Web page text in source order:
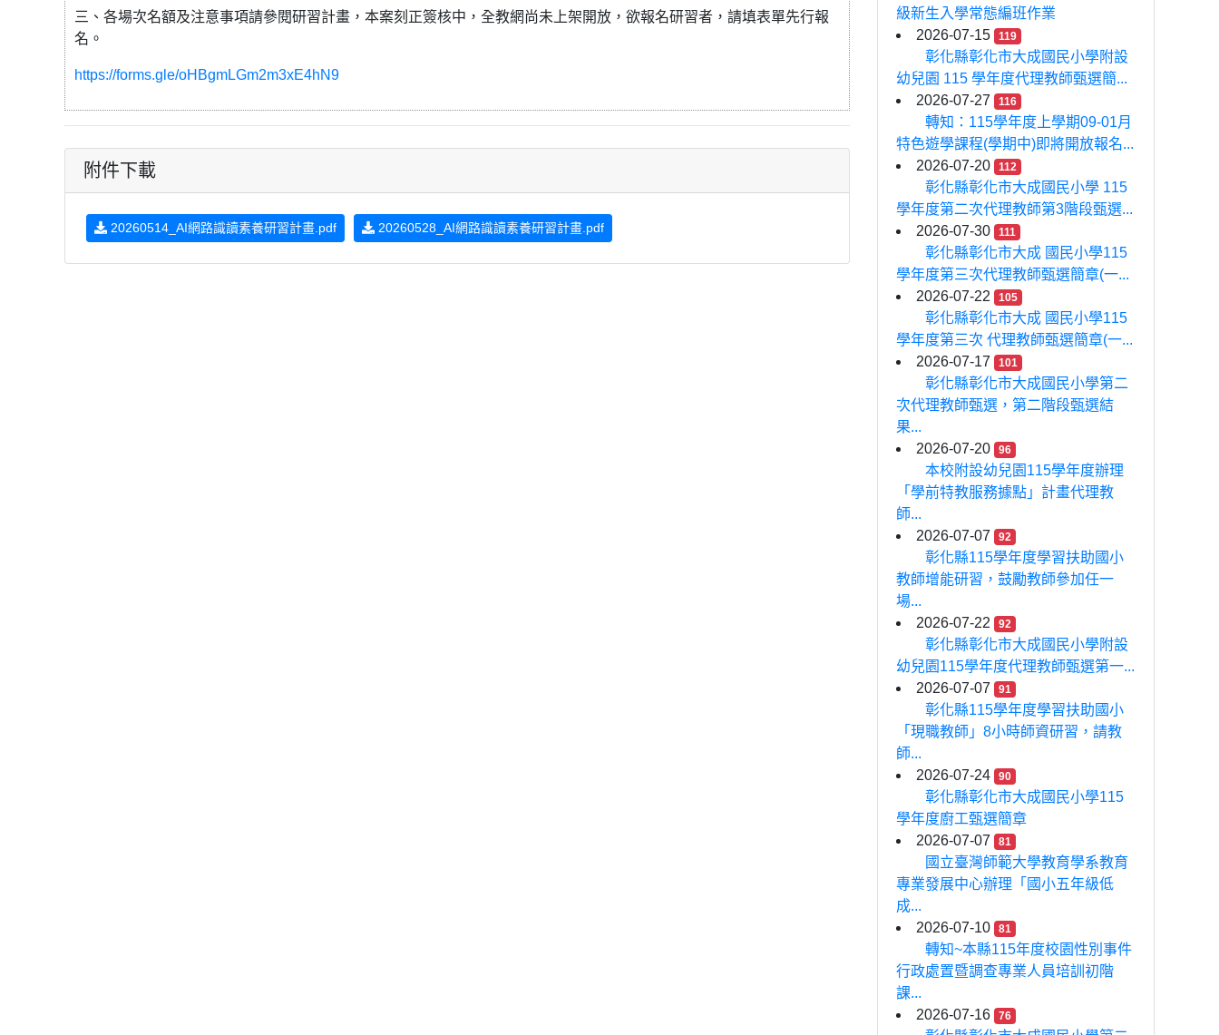
三、各場次名額及注意事項請參閱研習計畫，本案刻正簽核中，全教網尚未上架開放，欲報名研習者，請填表單先行報
名。
https://forms.gle/oHBgmLGm2m3xE4hN9
附件下載
20260514_AI網路識讀素養研習計畫.pdf 20260528_AI網路識讀素養研習計畫.pdf
級新生入學常態編班作業
2026-07-15
119
彰化縣彰化市大成國民小學附設
幼兒園 115 學年度代理教師甄選簡...
2026-07-27
116
轉知：115學年度上學期09-01月
特色遊學課程(學期中)即將開放報名...
2026-07-20
112
彰化縣彰化市大成國民小學 115
學年度第二次代理教師第3階段甄選...
2026-07-30
111
彰化縣彰化市大成 國民小學115
學年度第三次代理教師甄選簡章(一...
2026-07-22
105
彰化縣彰化市大成 國民小學115
學年度第三次 代理教師甄選簡章(一...
2026-07-17
101
彰化縣彰化市大成國民小學第二
次代理教師甄選，第二階段甄選結
果...
2026-07-20
96
本校附設幼兒園115學年度辦理
「學前特教服務據點」計畫代理教
師...
2026-07-07
92
彰化縣115學年度學習扶助國小
教師增能研習，鼓勵教師參加任一
場...
2026-07-22
92
彰化縣彰化市大成國民小學附設
幼兒園115學年度代理教師甄選第一...
2026-07-07
91
彰化縣115學年度學習扶助國小
「現職教師」8小時師資研習，請教
師...
2026-07-24
90
彰化縣彰化市大成國民小學115
學年度廚工甄選簡章
2026-07-07
81
國立臺灣師範大學教育學系教育
專業發展中心辦理「國小五年級低
成...
2026-07-10
81
轉知~本縣115年度校園性別事件
行政處置暨調查專業人員培訓初階
課...
2026-07-16
76